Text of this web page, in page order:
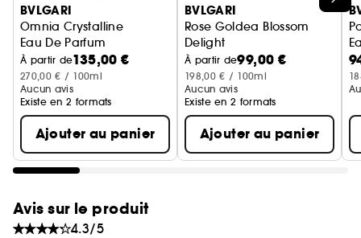
BVLGARI
Omnia Crystalline
Eau De Parfum
À partir de135,00 €
270,00 € / 100ml
Aucun avis
Existe en 2 formats
Ajouter au panier
BVLGARI
Rose Goldea Blossom
Delight
Eau De Toilette
À partir de99,00 €
198,00 € / 100ml
Aucun avis
Existe en 2 formats
Ajouter au panier
Avis sur le produit
4.3/5